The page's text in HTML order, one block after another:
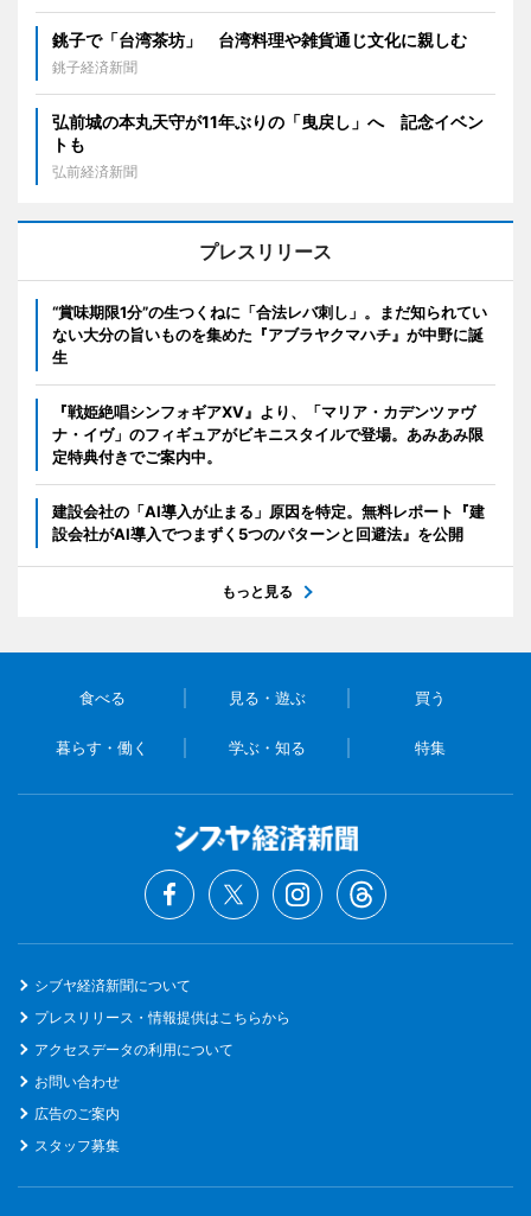
銚子で「台湾茶坊」 台湾料理や雑貨通じ文化に親しむ
銚子経済新聞
弘前城の本丸天守が11年ぶりの「曳戻し」へ 記念イベン
トも
弘前経済新聞
プレスリリース
“賞味期限1分”の生つくねに「合法レバ刺し」。まだ知られてい
ない大分の旨いものを集めた『アブラヤクマハチ』が中野に誕
生
『戦姫絶唱シンフォギアXV』より、「マリア・カデンツァヴ
ナ・イヴ」のフィギュアがビキニスタイルで登場。あみあみ限
定特典付きでご案内中。
建設会社の「AI導入が止まる」原因を特定。無料レポート『建
設会社がAI導入でつまずく5つのパターンと回避法』を公開
もっと見る
食べる 見る・遊ぶ 買う
暮らす・働く 学ぶ・知る 特集
シブヤ経済新聞について
プレスリリース・情報提供はこちらから
アクセスデータの利用について
お問い合わせ
広告のご案内
スタッフ募集